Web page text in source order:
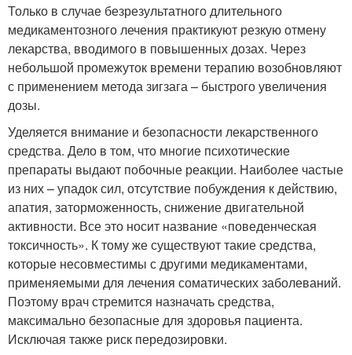
Только в случае безрезультатного длительного
медикаментозного лечения практикуют резкую отмену
лекарства, вводимого в повышенных дозах. Через
небольшой промежуток времени терапию возобновляют
с применением метода зигзага – быстрого увеличения
дозы.
Уделяется внимание и безопасности лекарственного
средства. Дело в том, что многие психотические
препараты выдают побочные реакции. Наиболее частые
из них – упадок сил, отсутствие побуждения к действию,
апатия, заторможенность, снижение двигательной
активности. Все это носит название «поведенческая
токсичность». К тому же существуют такие средства,
которые несовместимы с другими медикаментами,
применяемыми для лечения соматических заболеваний.
Поэтому врач стремится назначать средства,
максимально безопасные для здоровья пациента.
Исключая также риск передозировки.